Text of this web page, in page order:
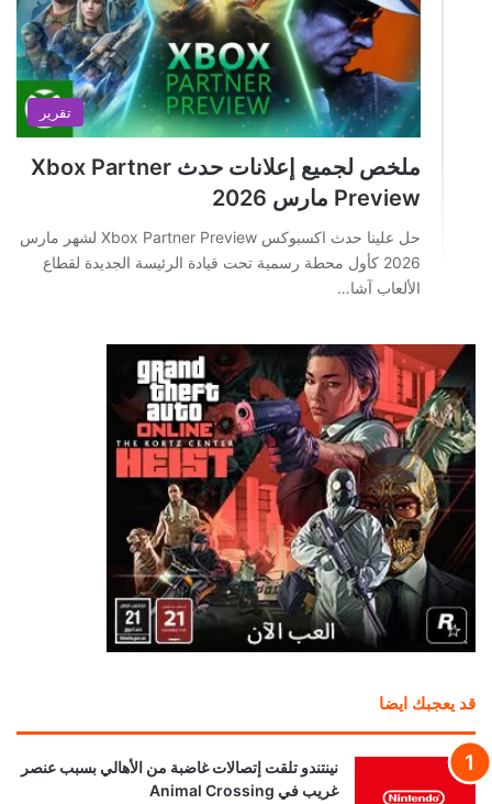
تقرير
ملخص لجميع إعلانات حدث Xbox Partner
Preview مارس 2026
حل علينا حدث اكسبوكس Xbox Partner Preview لشهر مارس
2026 كأول محطة رسمية تحت قيادة الرئيسة الجديدة لقطاع
الألعاب آشا…
قد يعجبك ايضا
نينتندو تلقت إتصالات غاضبة من الأهالي بسبب عنصر
غريب في Animal Crossing